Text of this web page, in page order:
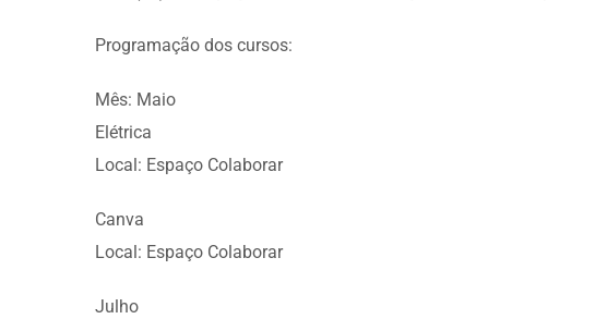
Programação dos cursos:
Mês: Maio
Elétrica
Local: Espaço Colaborar
Canva
Local: Espaço Colaborar
Julho